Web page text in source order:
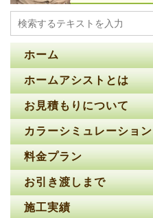
ホーム
ホームアシストとは
お見積もりについて
カラーシミュレーション
料金プラン
お引き渡しまで
施工実績